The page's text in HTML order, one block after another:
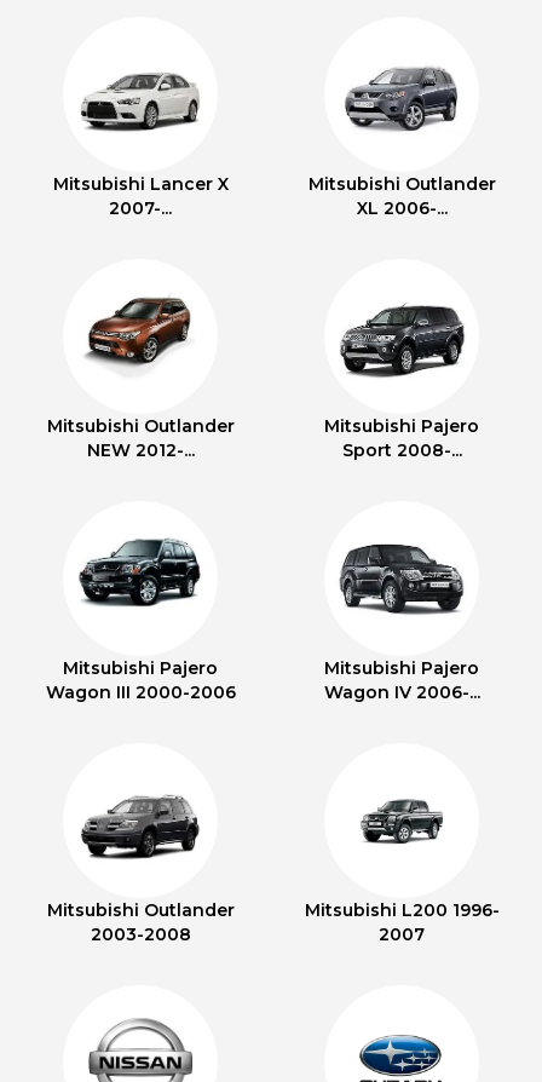
Mitsubishi Lancer X
2007-...
Mitsubishi Outlander
XL 2006-...
Mitsubishi Outlander
NEW 2012-...
Mitsubishi Pajero
Sport 2008-...
Mitsubishi Pajero
Wagon III 2000-2006
Mitsubishi Pajero
Wagon IV 2006-...
Mitsubishi Outlander
2003-2008
Mitsubishi L200 1996-
2007